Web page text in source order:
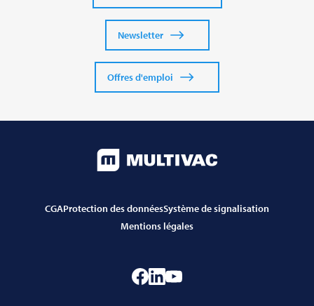
Newsletter
Offres d'emploi
CGAProtection des donnéesSystème de signalisation
Mentions légales